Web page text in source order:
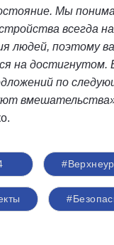
Мы
всегда
людей, поэтому
на достигнутом.
по